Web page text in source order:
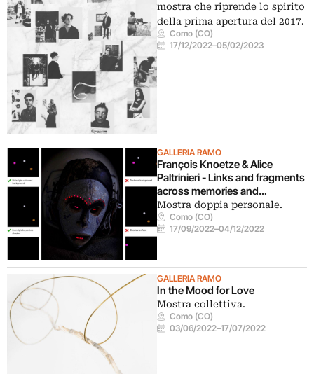
mostra che riprende lo spirito
della prima apertura del 2017.
Como (CO)
17/12/2022–05/02/2023
GALLERIA RAMO
François Knoetze & Alice
Paltrinieri - Links and fragments
across memories and
geographies
Mostra doppia personale.
Como (CO)
17/09/2022–04/12/2022
GALLERIA RAMO
In the Mood for Love
Mostra collettiva.
Como (CO)
03/06/2022–17/07/2022